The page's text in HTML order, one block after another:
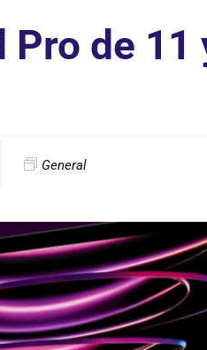
Pro de 11
General